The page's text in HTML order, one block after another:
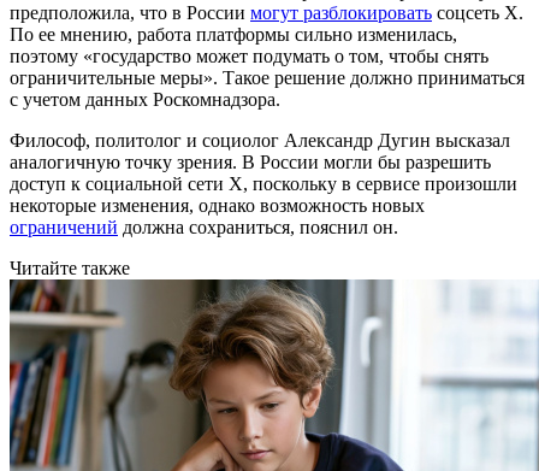
предположила, что в России могут разблокировать соцсеть X.
По ее мнению, работа платформы сильно изменилась,
поэтому «государство может подумать о том, чтобы снять
ограничительные меры». Такое решение должно приниматься
с учетом данных Роскомнадзора.
Философ, политолог и социолог Александр Дугин высказал
аналогичную точку зрения. В России могли бы разрешить
доступ к социальной сети X, поскольку в сервисе произошли
некоторые изменения, однако возможность новых
ограничений должна сохраниться, пояснил он.
Читайте также